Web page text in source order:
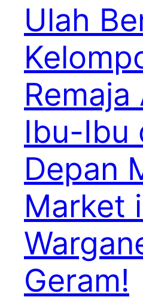
Ulah
Remaja
Ibu-Ibu
Depan
Market
Geram!